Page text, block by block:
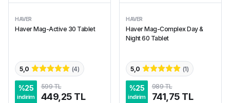
HAVER
Haver Mag-Active 30 Tablet
5,0 (4)
%25
indirim
599 TL
449,25 TL
HAVER
Haver Mag-Complex Day &
Night 60 Tablet
5,0 (1)
%25
indirim
989 TL
741,75 TL